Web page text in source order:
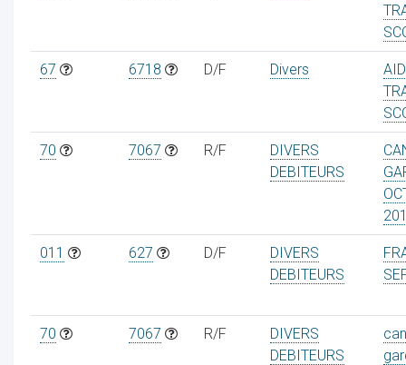
67 6718 D/F Divers
70 7067 R/F
DIVERS
DEBITEURS
011 627 D/F
DIVERS
DEBITEURS
70 7067 R/F
DIVERS
DEBITEURS